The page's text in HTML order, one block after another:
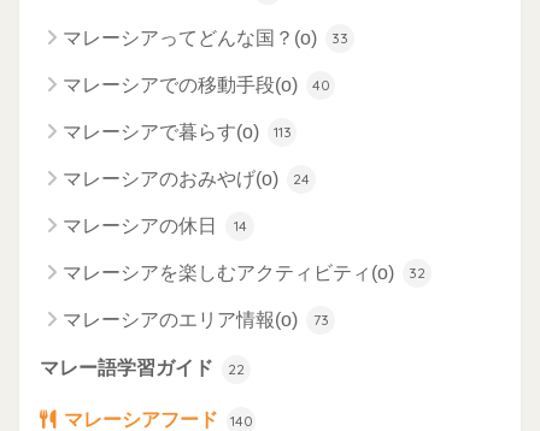
マレーシアってどんな国？(o) 33
マレーシアでの移動手段(o) 40
マレーシアで暮らす(o) 113
マレーシアのおみやげ(o) 24
マレーシアの休日 14
マレーシアを楽しむアクティビティ(o) 32
マレーシアのエリア情報(o) 73
マレー語学習ガイド 22
マレーシアフード 140